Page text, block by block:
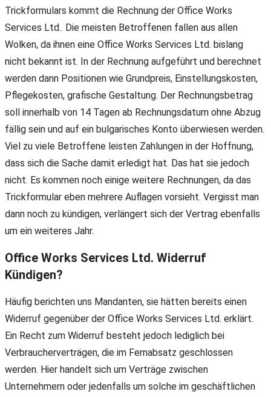
Trickformulars kommt die Rechnung der Office Works
Services Ltd.. Die meisten Betroffenen fallen aus allen
Wolken, da ihnen eine Office Works Services Ltd. bislang
nicht bekannt ist. In der Rechnung aufgeführt und berechnet
werden dann Positionen wie Grundpreis, Einstellungskosten,
Pflegekosten, grafische Gestaltung. Der Rechnungsbetrag
soll innerhalb von 14 Tagen ab Rechnungsdatum ohne Abzug
fällig sein und auf ein bulgarisches Konto überwiesen werden.
Viel zu viele Betroffene leisten Zahlungen in der Hoffnung,
dass sich die Sache damit erledigt hat. Das hat sie jedoch
nicht. Es kommen noch einige weitere Rechnungen, da das
Trickformular eben mehrere Auflagen vorsieht. Vergisst man
dann noch zu kündigen, verlängert sich der Vertrag ebenfalls
um ein weiteres Jahr.
Office Works Services Ltd. Widerruf
Kündigen?
Häufig berichten uns Mandanten, sie hätten bereits einen
Widerruf gegenüber der Office Works Services Ltd. erklärt.
Ein Recht zum Widerruf besteht jedoch lediglich bei
Verbraucherverträgen, die im Fernabsatz geschlossen
werden. Hier handelt sich um Verträge zwischen
Unternehmern oder jedenfalls um solche im geschäftlichen